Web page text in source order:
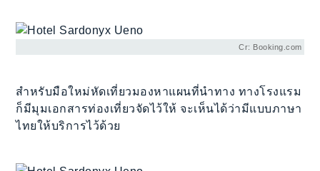
Cr: Booking.com
สำหรับมือใหม่หัดเที่ยวมองหาแผนที่นำทาง ทางโรงแรม
ก็มีมุมเอกสารท่องเที่ยวจัดไว้ให้ จะเห็นได้ว่ามีแบบภาษา
ไทยให้บริการไว้ด้วย